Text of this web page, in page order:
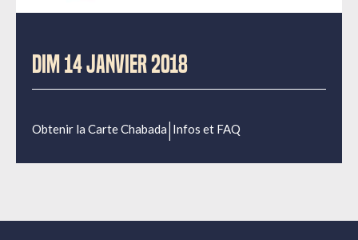
DIM 14 JANVIER 2018
Obtenir la Carte Chabada| Infos et FAQ